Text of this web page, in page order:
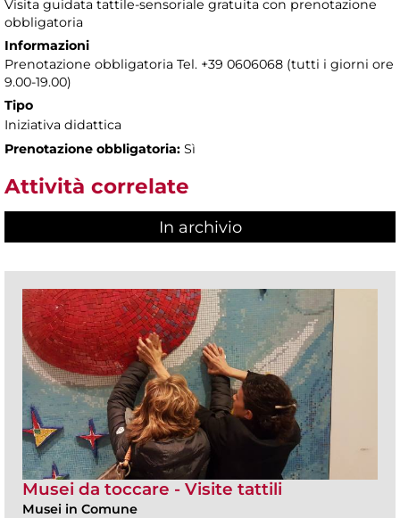
Visita guidata tattile-sensoriale gratuita con prenotazione
obbligatoria
Informazioni
Prenotazione obbligatoria Tel. +39 0606068 (tutti i giorni ore
9.00-19.00)
Tipo
Iniziativa didattica
Prenotazione obbligatoria: Sì
Attività correlate
In archivio
Musei da toccare - Visite tattili
Musei in Comune